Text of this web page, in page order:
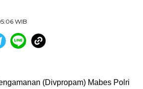
WIB
(Divpropam) Mabes Polri